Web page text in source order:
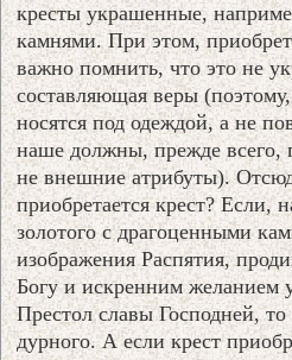
кресты украшенные,
камнями. При этом,
важно помнить, что это не
составляющая веры
носятся под одеждой, а не
наше должны, прежде всего,
не внешние атрибуты).
приобретается крест? Если,
золотого с драгоценными
изображения Распятия,
Богу и искренним желанием
Престол славы Господней,
дурного. А если крест